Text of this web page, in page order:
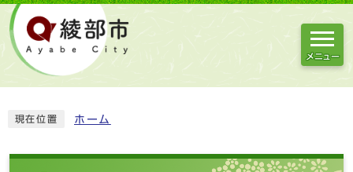
メニュー
現在位置 ホーム